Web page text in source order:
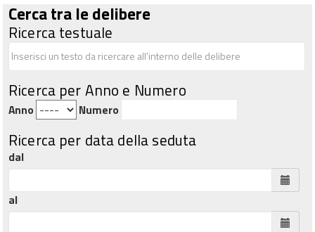
Cerca tra le delibere
Ricerca testuale
Ricerca per Anno e Numero
Anno Numero
Ricerca per data della seduta
dal
al